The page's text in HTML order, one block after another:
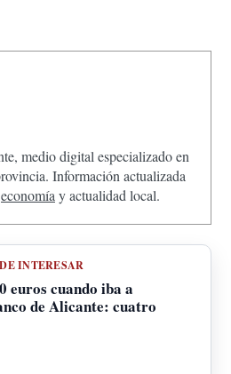
medio digital especializado en
Información actualizada
economía y actualidad local.
INTERESAR
euros cuando iba a
de Alicante: cuatro